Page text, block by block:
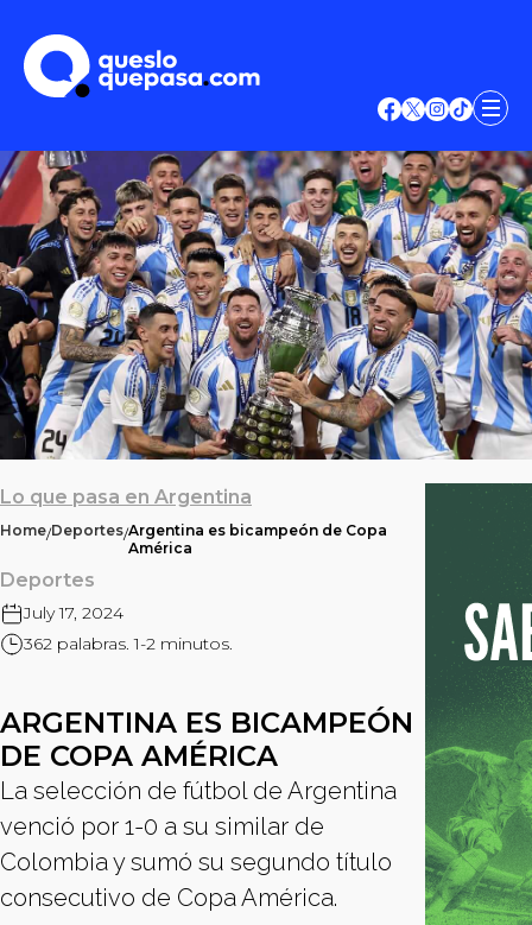
Lo que pasa en Argentina
Home/Deportes/Argentina es bicampeón de Copa
América
Deportes
July 17, 2024
362 palabras. 1-2 minutos.
ARGENTINA ES BICAMPEÓN
DE COPA AMÉRICA
La selección de fútbol de Argentina
venció por 1-0 a su similar de
Colombia y sumó su segundo título
consecutivo de Copa América.